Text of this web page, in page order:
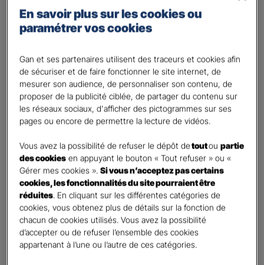
votre vie privée
votre vie professionnelle
Vos informations :
Etes-vous déjà client Gan assurances ?*
Oui
Non
Civilité *
Madame
Monsieur
Contact*
First Last
Téléphone*
En savoir plus sur les cookies ou
paramétrer vos cookies
Gan et ses partenaires utilisent des traceurs et cookies afin
de sécuriser et de faire fonctionner le site internet, de
mesurer son audience, de personnaliser son contenu, de
proposer de la publicité ciblée, de partager du contenu sur
les réseaux sociaux, d'afficher des pictogrammes sur ses
pages ou encore de permettre la lecture de vidéos.
Vous avez la possibilité de refuser le dépôt detoutoupartie
des cookies en appuyant le bouton « Tout refuser » ou «
Gérer mes cookies ».Si vous n’acceptez pas certains
cookies, les fonctionnalités du site pourraient être
réduites. En cliquant sur les différentes catégories de
cookies, vous obtenez plus de détails sur la fonction de
chacun de cookies utilisés. Vous avez la possibilité
d’accepter ou de refuser l’ensemble des cookies
appartenant à l’une ou l’autre de ces catégories.